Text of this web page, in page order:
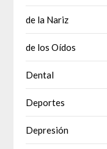
de la Nariz
de los Oídos
Dental
Deportes
Depresión